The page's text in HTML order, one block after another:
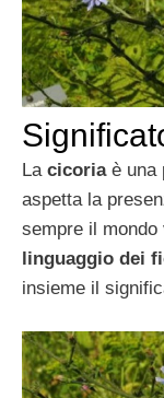
La cicoriaè una
aspetta la
sempre il mondo
linguaggio dei
insieme il